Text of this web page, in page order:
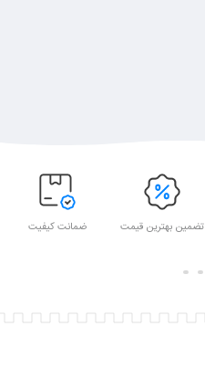
تضمین بهترین قیمت ضمانت کیفیت